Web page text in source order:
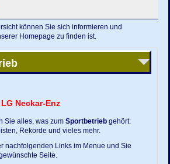
können Sie sich informieren und
Homepage zu finden ist.
Neckar-Enz
Sie alles, was zumSportbetrieb gehört:
Rekorde und vieles mehr.
nachfolgenden Links im Menue und Sie
Seite.